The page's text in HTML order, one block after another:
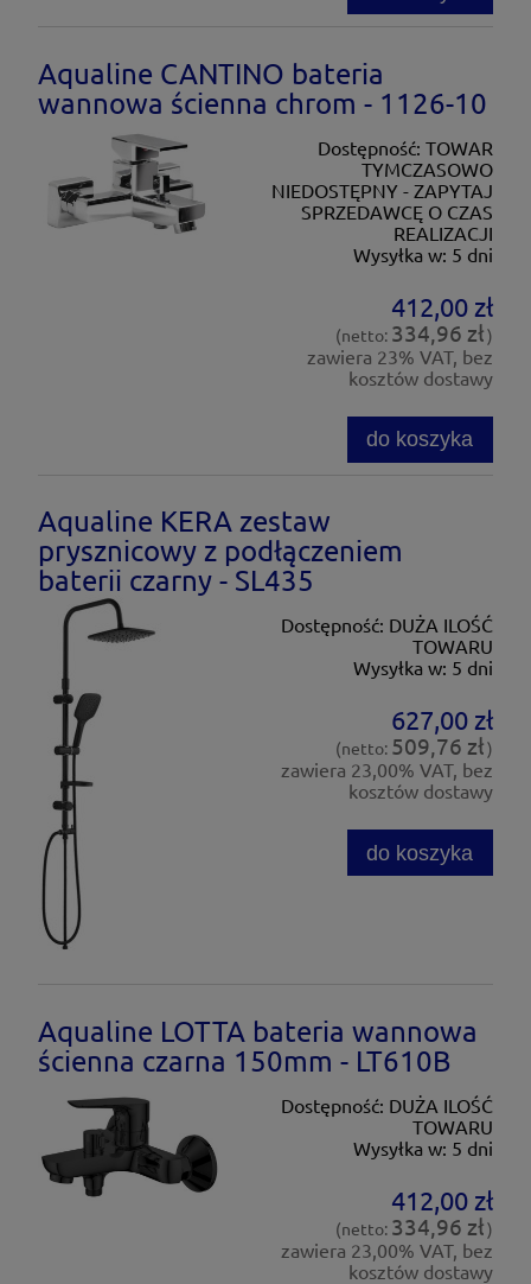
Aqualine CANTINO bateria
wannowa ścienna chrom - 1126-10
Dostępność: TOWAR
TYMCZASOWO
NIEDOSTĘPNY - ZAPYTAJ
SPRZEDAWCĘ O CZAS
REALIZACJI
Wysyłka w: 5 dni
412,00 zł
(netto: 334,96 zł)
zawiera 23% VAT, bez
kosztów dostawy
do koszyka
Aqualine KERA zestaw
prysznicowy z podłączeniem
baterii czarny - SL435
Dostępność: DUŻA ILOŚĆ
TOWARU
Wysyłka w: 5 dni
627,00 zł
(netto: 509,76 zł)
zawiera 23,00% VAT, bez
kosztów dostawy
do koszyka
Aqualine LOTTA bateria wannowa
ścienna czarna 150mm - LT610B
Dostępność: DUŻA ILOŚĆ
TOWARU
Wysyłka w: 5 dni
412,00 zł
(netto: 334,96 zł)
zawiera 23,00% VAT, bez
kosztów dostawy